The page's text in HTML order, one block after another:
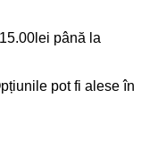
până la
pot fi alese în